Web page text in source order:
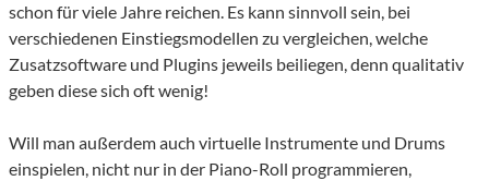
schon für viele Jahre reichen. Es kann sinnvoll sein, bei
verschiedenen Einstiegsmodellen zu vergleichen, welche
Zusatzsoftware und Plugins jeweils beiliegen, denn qualitativ
geben diese sich oft wenig!
Will man außerdem auch virtuelle Instrumente und Drums
einspielen, nicht nur in der Piano-Roll programmieren,